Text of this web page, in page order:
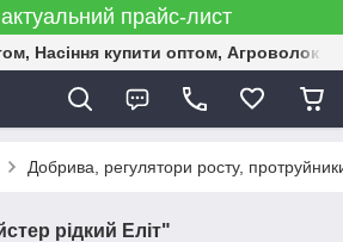
прайс-лист
Насіння купити оптом,
Добрива, регулятори росту,
рідкий Еліт"